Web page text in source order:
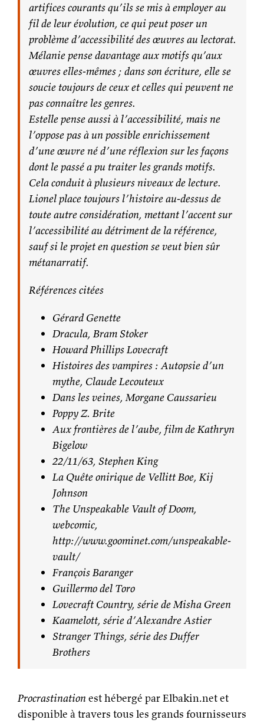
artifices courants qu’ils se mis à employer au
fil de leur évolution, ce qui peut poser un
problème d’accessibilité des œuvres au lectorat.
Mélanie pense davantage aux motifs qu’aux
œuvres elles-mêmes ; dans son écriture, elle se
soucie toujours de ceux et celles qui peuvent ne
pas connaître les genres.
Estelle pense aussi à l’accessibilité, mais ne
l’oppose pas à un possible enrichissement
d’une œuvre né d’une réflexion sur les façons
dont le passé a pu traiter les grands motifs.
Cela conduit à plusieurs niveaux de lecture.
Lionel place toujours l’histoire au-dessus de
toute autre considération, mettant l’accent sur
l’accessibilité au détriment de la référence,
sauf si le projet en question se veut bien sûr
métanarratif.
Références citées
Gérard Genette
Dracula, Bram Stoker
Howard Phillips Lovecraft
Histoires des vampires : Autopsie d’un
mythe, Claude Lecouteux
Dans les veines, Morgane Caussarieu
Poppy Z. Brite
Aux frontières de l’aube, film de Kathryn
Bigelow
22/11/63, Stephen King
La Quête onirique de Vellitt Boe, Kij
Johnson
The Unspeakable Vault of Doom,
webcomic,
http://www.goominet.com/unspeakable-
vault/
François Baranger
Guillermo del Toro
Lovecraft Country, série de Misha Green
Kaamelott, série d’Alexandre Astier
Stranger Things, série des Duffer
Brothers
Procrastinationest hébergé par Elbakin.net et
disponible à travers tous les grands fournisseurs